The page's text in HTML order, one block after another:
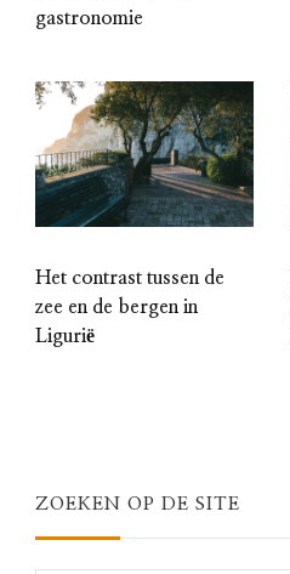
gastronomie
Het contrast tussen de
zee en de bergen in
Ligurië
ZOEKEN OP DE SITE